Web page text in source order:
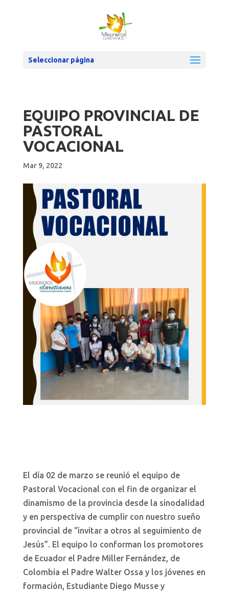
Seleccionar página
EQUIPO PROVINCIAL DE
PASTORAL
VOCACIONAL
Mar 9, 2022
El día 02 de marzo se reunió el equipo de
Pastoral Vocacional con el fin de organizar el
dinamismo de la provincia desde la sinodalidad
y en perspectiva de cumplir con nuestro sueño
provincial de “invitar a otros al seguimiento de
Jesús”. El equipo lo conforman los promotores
de Ecuador el Padre Miller Fernández, de
Colombia el Padre Walter Ossa y los jóvenes en
formación, Estudiante Diego Musse y